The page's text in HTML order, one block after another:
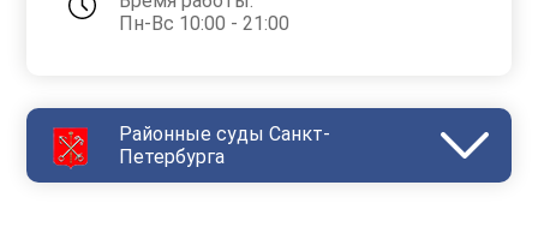
Пн-Вс 10:00 - 21:00
Районные суды Санкт-
Петербурга